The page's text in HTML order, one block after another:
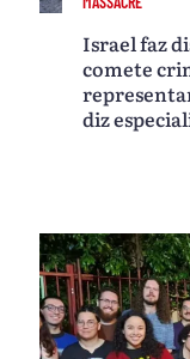
Israel faz
comete
diz